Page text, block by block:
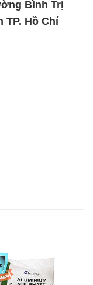
Bình Trị
TP. Hồ Chí